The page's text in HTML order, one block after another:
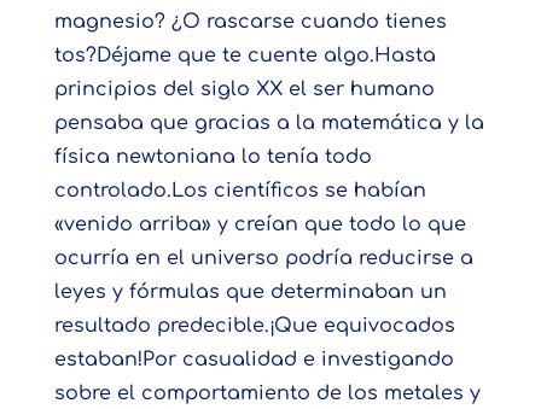
magnesio? ¿O rascarse cuando tienes
tos?Déjame que te cuente algo.Hasta
principios del siglo XX el ser humano
pensaba que gracias a la matemática y la
física newtoniana lo tenía todo
controlado.Los científicos se habían
«venido arriba» y creían que todo lo que
ocurría en el universo podría reducirse a
leyes y fórmulas que determinaban un
resultado predecible.¡Que equivocados
estaban!Por casualidad e investigando
sobre el comportamiento de los metales y